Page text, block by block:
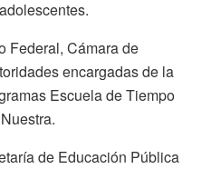
Federal, Cámara de
encargadas de la
Escuela de Tiempo
de Educación Pública